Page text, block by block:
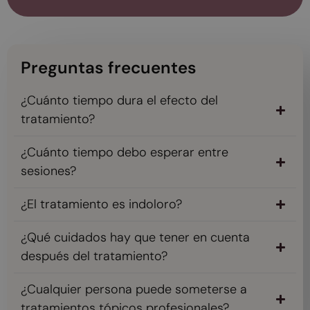
Preguntas frecuentes
¿Cuánto tiempo dura el efecto del
tratamiento?
¿Cuánto tiempo debo esperar entre
sesiones?
¿El tratamiento es indoloro?
¿Qué cuidados hay que tener en cuenta
después del tratamiento?
¿Cualquier persona puede someterse a